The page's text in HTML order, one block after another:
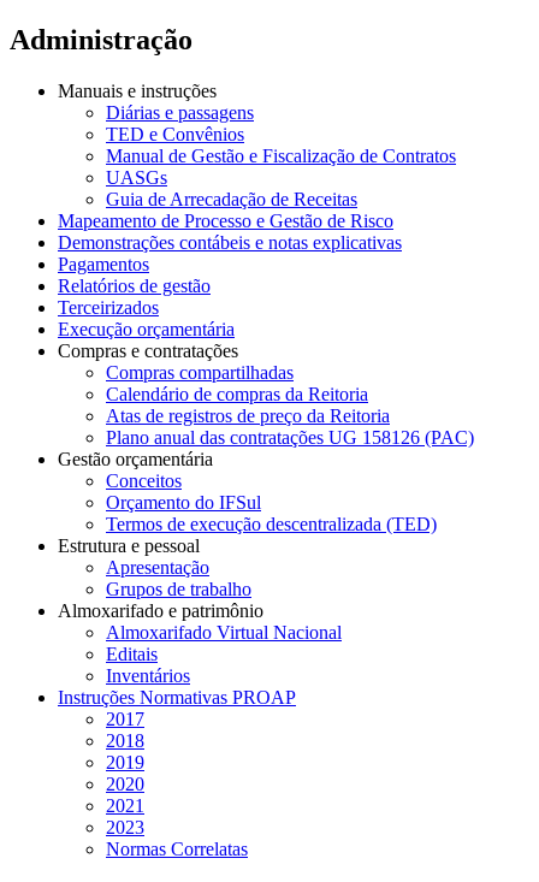
Administração
Manuais e instruções
Diárias e passagens
TED e Convênios
Manual de Gestão e Fiscalização de Contratos
UASGs
Guia de Arrecadação de Receitas
Mapeamento de Processo e Gestão de Risco
Demonstrações contábeis e notas explicativas
Pagamentos
Relatórios de gestão
Terceirizados
Execução orçamentária
Compras e contratações
Compras compartilhadas
Calendário de compras da Reitoria
Atas de registros de preço da Reitoria
Plano anual das contratações UG 158126 (PAC)
Gestão orçamentária
Conceitos
Orçamento do IFSul
Termos de execução descentralizada (TED)
Estrutura e pessoal
Apresentação
Grupos de trabalho
Almoxarifado e patrimônio
Almoxarifado Virtual Nacional
Editais
Inventários
Instruções Normativas PROAP
2017
2018
2019
2020
2021
2023
Normas Correlatas